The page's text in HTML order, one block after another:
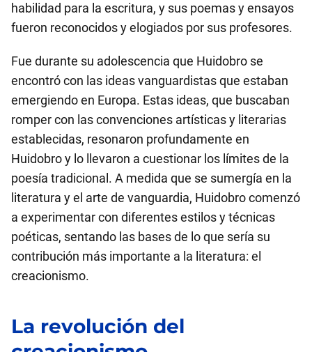
habilidad para la escritura, y sus poemas y ensayos
fueron reconocidos y elogiados por sus profesores.
Fue durante su adolescencia que Huidobro se
encontró con las ideas vanguardistas que estaban
emergiendo en Europa. Estas ideas, que buscaban
romper con las convenciones artísticas y literarias
establecidas, resonaron profundamente en
Huidobro y lo llevaron a cuestionar los límites de la
poesía tradicional. A medida que se sumergía en la
literatura y el arte de vanguardia, Huidobro comenzó
a experimentar con diferentes estilos y técnicas
poéticas, sentando las bases de lo que sería su
contribución más importante a la literatura: el
creacionismo.
La revolución del